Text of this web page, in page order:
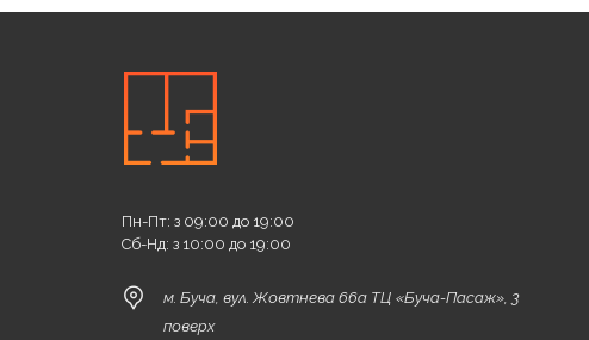
Пн-Пт: з 09:00 до 19:00
Сб-Нд: з 10:00 до 19:00
м. Буча, вул. Жовтнева 66а ТЦ «Буча-Пасаж», 3
поверх